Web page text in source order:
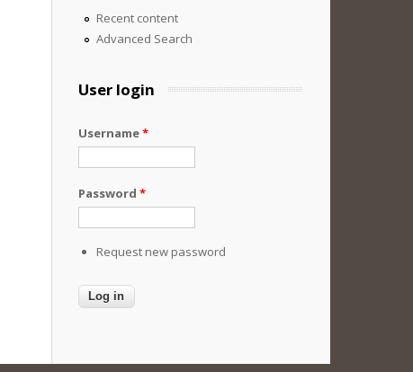
Recent content
Advanced Search
User login
Username*
Password *
Request new password